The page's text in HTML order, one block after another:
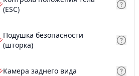
(ESC)
Подушка безопасности
(шторка)
Камера заднего вида